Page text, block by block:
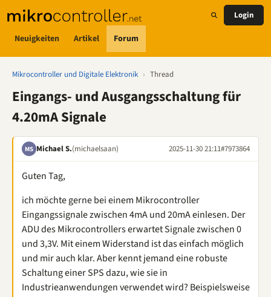
Neuigkeiten Artikel Forum
Login
Mikrocontroller und Digitale Elektronik › Thread
Eingangs- und Ausgangsschaltung für
4.20mA Signale
MS Michael S.(michaelsaan) 2025-11-30 21:11#7973864
Guten Tag,
ich möchte gerne bei einem Mikrocontroller
Eingangssignale zwischen 4mA und 20mA einlesen. Der
ADU des Mikrocontrollers erwartet Signale zwischen 0
und 3,3V. Mit einem Widerstand ist das einfach möglich
und mir auch klar. Aber kennt jemand eine robuste
Schaltung einer SPS dazu, wie sie in
Industrieanwendungen verwendet wird? Beispielsweise